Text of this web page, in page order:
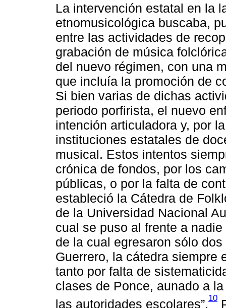
La intervención estatal en la
etnomusicológica buscaba,
entre las actividades de
grabación de música
del nuevo régimen, con una
que incluía la promoción de
Si bien varias de dichas
periodo porfirista, el nuevo
intención articuladora y, por
instituciones estatales de
musical. Estos intentos
crónica de fondos, por los
públicas, o por la falta de
estableció la Cátedra de
de la Universidad Nacional
cual se puso al frente a
de la cual egresaron sólo
Guerrero, la cátedra siempre
tanto por falta de
clases de Ponce, aunado a
las autoridades escolares”.10